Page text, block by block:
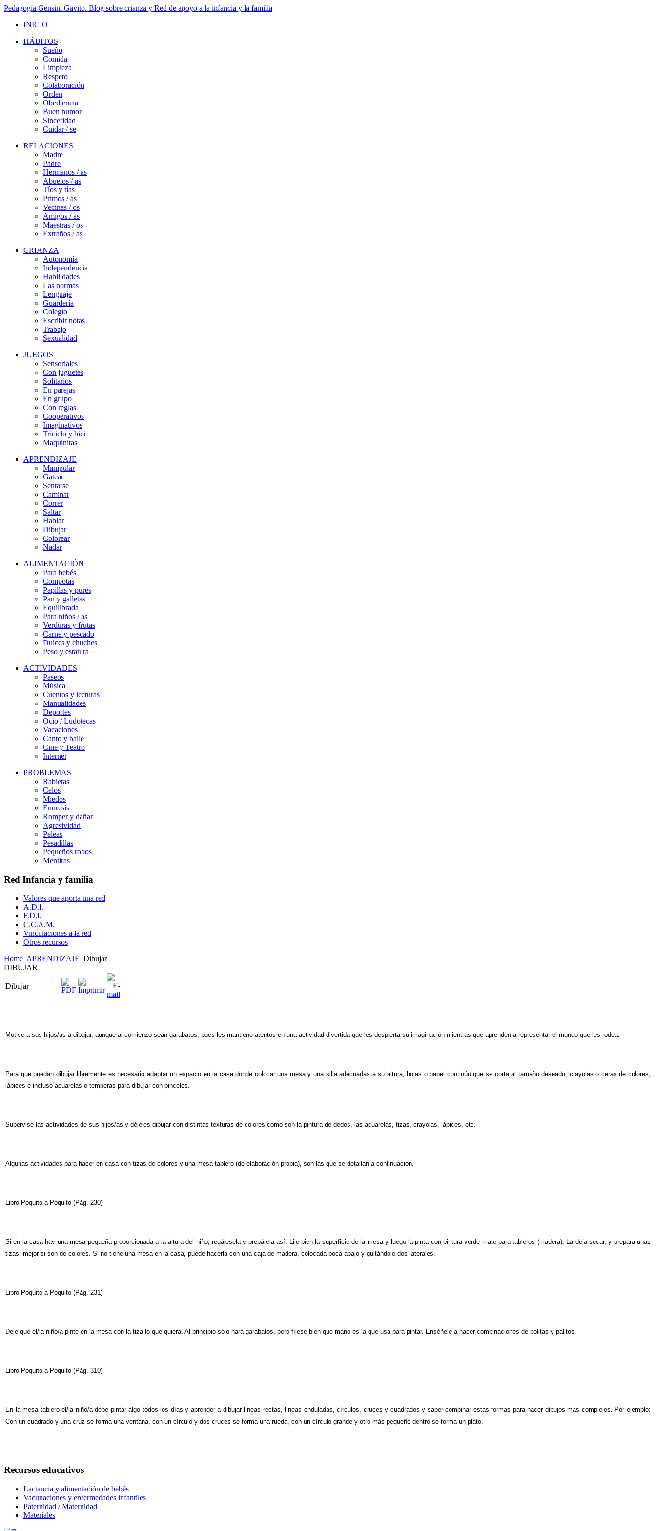
Pedagogía Gensini Gavito. Blog sobre crianza y Red de apoyo a la infancia y la familia
INICIO
HÁBITOS
Sueño
Comida
Limpieza
Respeto
Colaboración
Orden
Obediencia
Buen humor
Sinceridad
Cuidar / se
RELACIONES
Madre
Padre
Hermanos / as
Abuelos / as
Tíos y tías
Primos / as
Vecinas / os
Amigos / as
Maestras / os
Extraños / as
CRIANZA
Autonomía
Independencia
Habilidades
Las normas
Lenguaje
Guardería
Colegio
Escribir notas
Trabajo
Sexualidad
JUEGOS
Sensoriales
Con juguetes
Solitarios
En parejas
En grupo
Con reglas
Cooperativos
Imaginativos
Triciclo y bici
Maquinitas
APRENDIZAJE
Manipular
Gatear
Sentarse
Caminar
Correr
Saltar
Hablar
Dibujar
Colorear
Nadar
ALIMENTACIÓN
Para bebés
Compotas
Papillas y purés
Pan y galletas
Equilibrada
Para niños / as
Verduras y frutas
Carne y pescado
Dulces y chuches
Peso y estatura
ACTIVIDADES
Paseos
Música
Cuentos y lecturas
Manualidades
Deportes
Ocio / Ludotecas
Vacaciones
Canto y baile
Cine y Teatro
Internet
PROBLEMAS
Rabietas
Celos
Miedos
Enuresis
Romper y dañar
Agresividad
Peleas
Pesadillas
Pequeños robos
Mentiras
Red Infancia y familia
Valores que aporta una red
A.D.I.
F.D.I.
C.C.A.M.
Vinculaciones a la red
Otros recursos
Home APRENDIZAJE Dibujar
DIBUJAR
Dibujar
Motive a sus hijos/as a dibujar, aunque al comienzo sean garabatos, pues les mantiene atentos en una actividad divertida que les despierta su imaginación mientras que aprenden a representar el mundo que les rodea.
Para que puedan dibujar libremente es necesario adaptar un espacio en la casa donde colocar una mesa y una silla adecuadas a su altura, hojas o papel continúo que se corta al tamaño deseado, crayolas o ceras de colores,
lápices e incluso acuarelas o temperas para dibujar con pinceles.
Supervise las actividades de sus hijos/as y déjeles dibujar con distintas texturas de colores como son la pintura de dedos, las acuarelas, tizas, crayolas, lápices, etc.
Algunas actividades para hacer en casa con tizas de colores y una mesa tablero (de elaboración propia), son las que se detallan a continuación.
Libro Poquito a Poquito (Pág. 230)
Si en la casa hay una mesa pequeña proporcionada a la altura del niño, regálesela y prepárela así: Lije bien la superficie de la mesa y luego la pinta con pintura verde mate para tableros (madera). La deja secar, y prepara unas
tizas, mejor si son de colores. Si no tiene una mesa en la casa, puede hacerla con una caja de madera, colocada boca abajo y quitándole dos laterales.
Libro Poquito a Poquito (Pág. 231)
Deje que el/la niño/a pinte en la mesa con la tiza lo que quiera. Al principio sólo hará garabatos, pero fíjese bien que mano es la que usa para pintar. Enséñele a hacer combinaciones de bolitas y palitos.
Libro Poquito a Poquito (Pág. 310)
En la mesa tablero el/la niño/a debe pintar algo todos los días y aprender a dibujar líneas rectas, líneas onduladas, círculos, cruces y cuadrados y saber combinar estas formas para hacer dibujos más complejos. Por ejemplo:
Con un cuadrado y una cruz se forma una ventana, con un círculo y dos cruces se forma una rueda, con un círculo grande y otro más pequeño dentro se forma un plato.
Recursos educativos
Lactancia y alimentación de bebés
Vacunaciones y enfermedades infantiles
Paternidad / Maternidad
Materiales